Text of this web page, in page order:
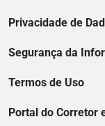
Privacidade de
Segurança da
Termos de Uso
Portal do Corretor